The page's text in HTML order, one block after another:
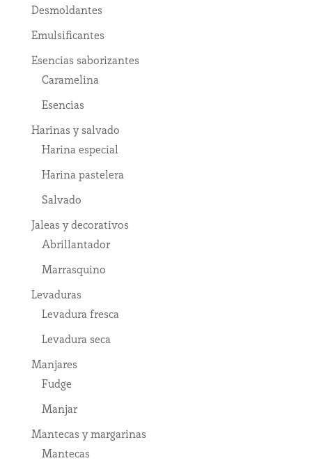
Desmoldantes
Emulsificantes
Esencias saborizantes
Caramelina
Esencias
Harinas y salvado
Harina especial
Harina pastelera
Salvado
Jaleas y decorativos
Abrillantador
Marrasquino
Levaduras
Levadura fresca
Levadura seca
Manjares
Fudge
Manjar
Mantecas y margarinas
Mantecas